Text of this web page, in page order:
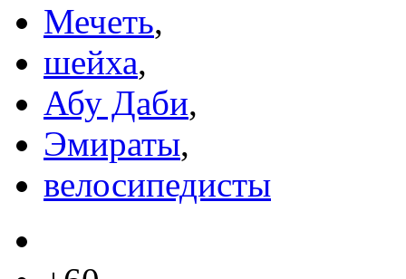
Мечеть,
шейха,
Абу Даби,
Эмираты,
велосипедисты